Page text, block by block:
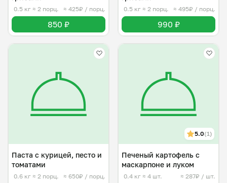
0.5 кг ≈ 2 порц. ≈ 425₽ / порц.
850 ₽
0.5 кг ≈ 2 порц. ≈ 495₽ / порц.
990 ₽
Паста с курицей, песто и
томатами
0.6 кг ≈ 2 порц. ≈ 650₽ / порц.
5.0(1)
Печеный картофель с
маскарпоне и луком
0.4 кг ≈ 4 шт. ≈ 287₽ / шт.